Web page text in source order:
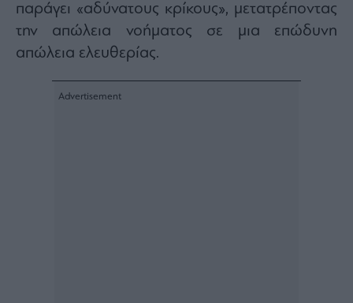
Buy-
Hold-
Sell
Investor
παράγει «αδύνατους κρίκους», μετατρέποντας
την απώλεια νοήματος σε μια επώδυνη
απώλεια ελευθερίας.